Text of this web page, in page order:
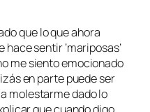
que lo que ahora
hace sentir ‘mariposas’
me siento emocionado
en parte puede ser
molestarme dado lo